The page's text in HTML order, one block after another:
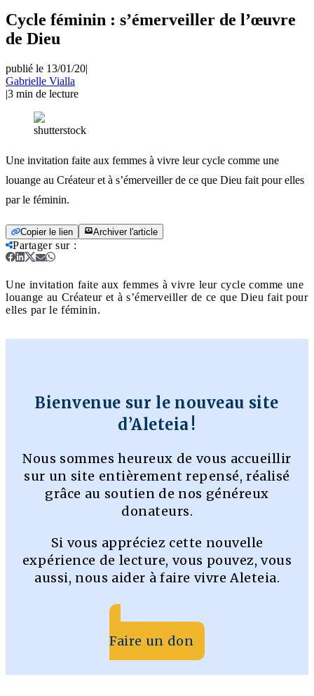
Cycle féminin : s’émerveiller de l’œuvre
de Dieu
publié le 13/01/20|
Gabrielle Vialla
|3 min de lecture
shutterstock
Une invitation faite aux femmes à vivre leur cycle comme une
louange au Créateur et à s’émerveiller de ce que Dieu fait pour elles
par le féminin.
Copier le lien Archiver l'article
Partager sur:
Une invitation faite aux femmes à vivre leur cycle comme une
louange au Créateur et à s’émerveiller de ce que Dieu fait pour
elles par le féminin.
Bienvenue sur le nouveau site
d’Aleteia !
Nous sommes heureux de vous accueillir
sur un site entièrement repensé, réalisé
grâce au soutien de nos généreux
donateurs.
Si vous appréciez cette nouvelle
expérience de lecture, vous pouvez, vous
aussi, nous aider à faire vivre Aleteia.
Faire un don